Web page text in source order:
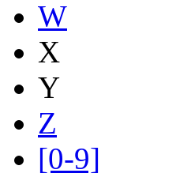
W
X
Y
Z
[0-9]